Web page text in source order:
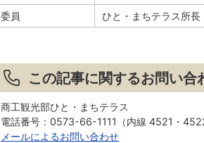
委員
ひと・まちテラス所長
この記事に関するお問い合
商工観光部ひと・まちテラス
電話番号：0573-66-1111（内線 4521・4522
メールによるお問い合わせ